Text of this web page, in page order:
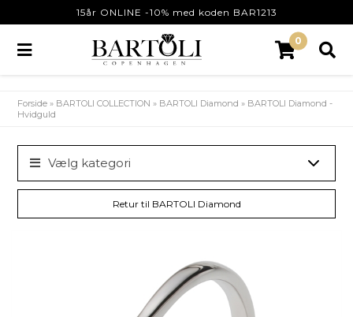
15år ONLINE -10% med koden BAR1213
0
Forside » BARTOLI COLLECTION » BARTOLI Diamond » BARTOLI Diamond -
Hvidguld
Vælg kategori
Retur til BARTOLI Diamond